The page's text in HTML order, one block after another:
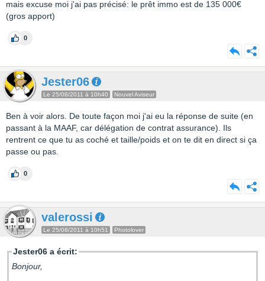
mais excuse moi j'ai pas précisé: le prêt immo est de 135 000€
(gros apport)
0
Jester06
Le 25/08/2011 à 10h40 Nouvel Aviseur
Ben à voir alors. De toute façon moi j'ai eu la réponse de suite (en
passant à la MAAF, car délégation de contrat assurance). Ils
rentrent ce que tu as coché et taille/poids et on te dit en direct si ça
passe ou pas.
0
valerossi
Le 25/08/2011 à 10h51 Photolover
Jester06 a écrit:
Bonjour,